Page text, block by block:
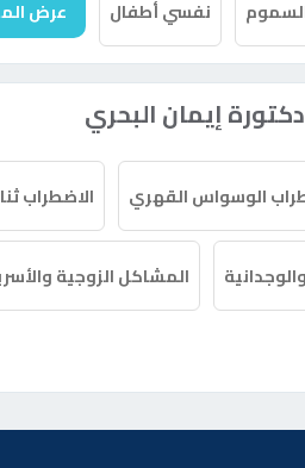
نفسي أطفال عرض
إيمان البحري
الوسواس القهري الاضطراب
المشاكل الزوجية